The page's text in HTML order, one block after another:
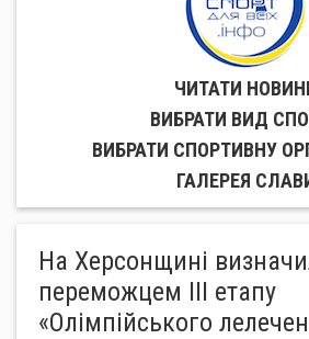
ЧИТАТИ
ВИБРАТИ ВИД
ВИБРАТИ СПОРТИВНУ
ГАЛЕРЕЯ
На Херсонщині
переможцем ІІІ етапу
«Олімпійського